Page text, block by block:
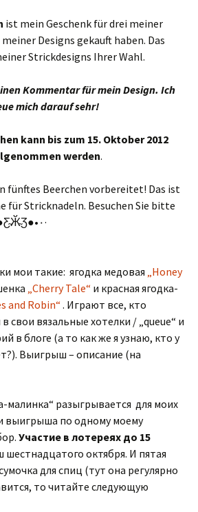
ist mein Geschenk für drei meiner
Designs gekauft haben. Das
Strickdesigns Ihrer Wahl.
Kommentar für mein Design. Ich
mich darauf sehr!
kann bis zum 15. Oktober 2012
werden.
fünftes Beerchen vorbereitet! Das ist
für Stricknadeln. Besuchen Sie bitte
die nächste Seite!٠•●Ƹ̴Ӂ̴Ʒ●•٠·
мои такие: ягодка медовая „Honey
„Cherry Tale“ и красная ягодка-
and Robin“. Играют все, кто
свои вязальные хотелки / „queue“ и
в блоге (а то как же я узнаю, кто у
Выигрыш – описание (на
малинка“ разыгрывается для моих
выигрыша по одному моему
Участие в лотереях до 15
октября. И пятая
для спиц (тут она регулярно
то читайте следующую